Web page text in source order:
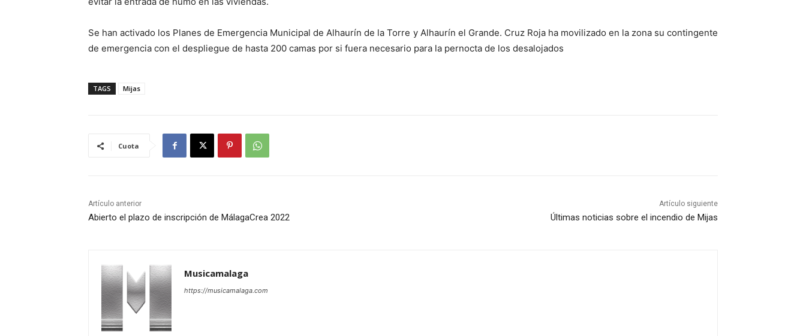
Se han activado los Planes de Emergencia Municipal de Alhaurín de la Torre y Alhaurín el Grande. Cruz Roja ha movilizado en la zona su contingente
de emergencia con el despliegue de hasta 200 camas por si fuera necesario para la pernocta de los desalojados
TAGS Mijas
Cuota
Artículo anterior
Abierto el plazo de inscripción de MálagaCrea 2022
Artículo siguiente
Últimas noticias sobre el incendio de Mijas
Musicamalaga
https://musicamalaga.com